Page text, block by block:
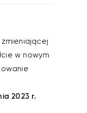
w nowym
2023 r.